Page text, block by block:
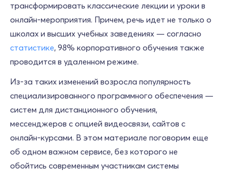
трансформировать классические лекции и уроки в
онлайн-мероприятия. Причем, речь идет не только о
школах и высших учебных заведениях — согласно
статистике, 98% корпоративного обучения также
проводится в удаленном режиме.
Из-за таких изменений возросла популярность
специализированного программного обеспечения —
систем для дистанционного обучения,
мессенджеров с опцией видеосвязи, сайтов с
онлайн-курсами. В этом материале поговорим еще
об одном важном сервисе, без которого не
обойтись современным участникам системы